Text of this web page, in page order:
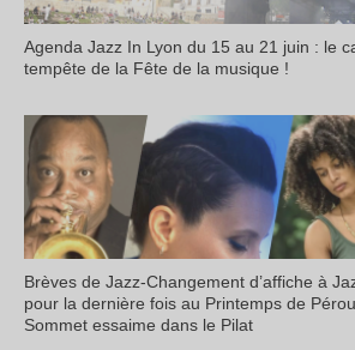
Agenda Jazz In Lyon du 15 au 21 juin : le
tempête de la Fête de la musique !
Brèves de Jazz-Changement d’affiche à
pour la dernière fois au Printemps de
Sommet essaime dans le Pilat